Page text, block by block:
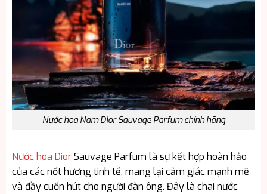
Nước hoa Nam Dior Sauvage Parfum chính hãng
Nước hoa DiorSauvage Parfum là sự kết hợp hoàn hảo
của các nốt hương tinh tế, mang lại cảm giác mạnh mẽ
và đầy cuốn hút cho người đàn ông. Đây là chai nước